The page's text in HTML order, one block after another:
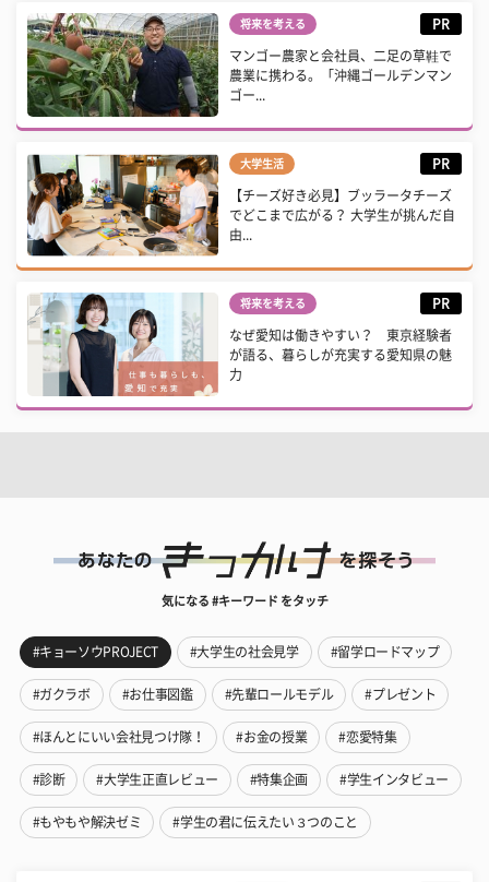
将来を考える PR
マンゴー農家と会社員、二足の草鞋で
農業に携わる。「沖縄ゴールデンマン
ゴー...
大学生活 PR
【チーズ好き必見】ブッラータチーズ
でどこまで広がる？ 大学生が挑んだ自
由...
将来を考える PR
なぜ愛知は働きやすい？ 東京経験者
が語る、暮らしが充実する愛知県の魅
力
気になる #キーワード をタッチ
#キョーソウPROJECT #大学生の社会見学 #留学ロードマップ
#ガクラボ #お仕事図鑑 #先輩ロールモデル #プレゼント
#ほんとにいい会社見つけ隊！ #お金の授業 #恋愛特集
#診断 #大学生正直レビュー #特集企画 #学生インタビュー
#もやもや解決ゼミ #学生の君に伝えたい３つのこと